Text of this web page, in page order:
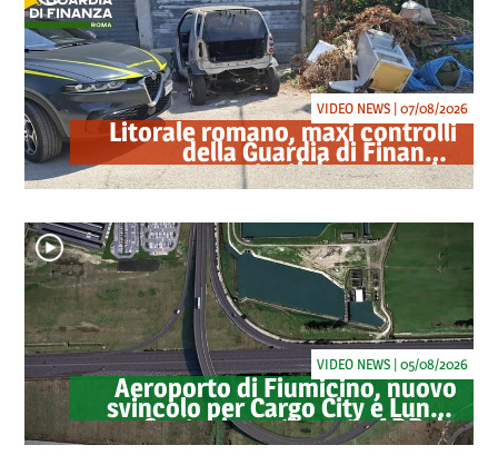
Litorale romano, maxi controlli
della Guardia di Finanza:
sequestrati droga, armi e
ricambi di auto rubate
VIDEO NEWS | 07/08/2026
Aeroporto di Fiumicino, nuovo
svincolo per Cargo City e Lunga
Sosta: investimento ADR da
oltre 40 milioni
VIDEO NEWS | 05/08/2026